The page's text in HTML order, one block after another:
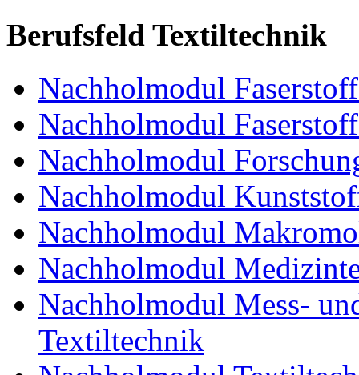
Berufsfeld Textiltechnik
Nachholmodul
Nachholmodul
Nachholmodul
Nachholmodul
Nachholmodul
Nachholmodul
Nachholmodul Mess-
Textiltechnik